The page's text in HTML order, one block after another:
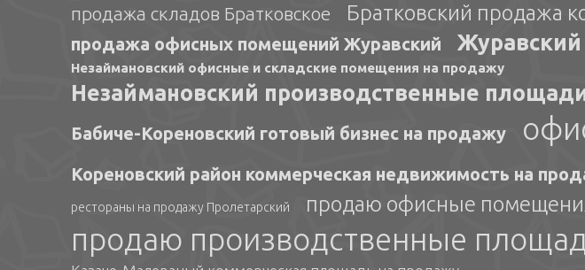
продажа складов Братковское Братковский продажа
продажа офисных помещений Журавский
Незаймановский офисные и складские помещения на продажу
Незаймановский производственные
Бабиче-Кореновский готовый бизнес на продажу
Кореновский район коммерческая недвижимость на
рестораны на продажу Пролетарский продаю офисные
продаю производственные